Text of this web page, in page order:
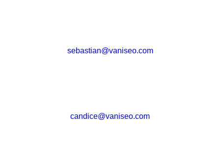
sebastian@vaniseo.com
candice@vaniseo.com